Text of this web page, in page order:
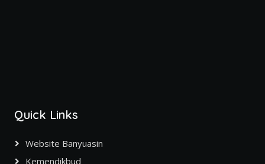
Quick Links
Website Banyuasin
Kemendikbud